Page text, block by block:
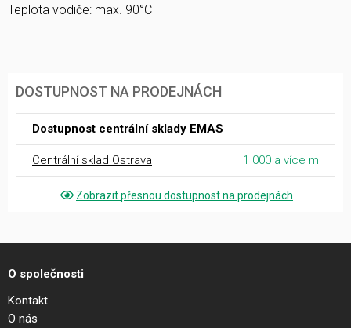
Teplota vodiče: max. 90°C
DOSTUPNOST NA PRODEJNÁCH
Dostupnost centrální sklady EMAS
Centrální sklad Ostrava 1 000 a více m
Zobrazit přesnou dostupnost na prodejnách
O společnosti
Kontakt
O nás